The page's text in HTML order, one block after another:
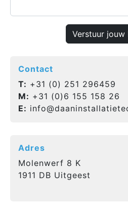
Verstuur jouw
Contact
T: +31 (0) 251 296459
M: +31 (0)6 155 158 26
E:
Adres
Molenwerf 8 K
1911 DB Uitgeest